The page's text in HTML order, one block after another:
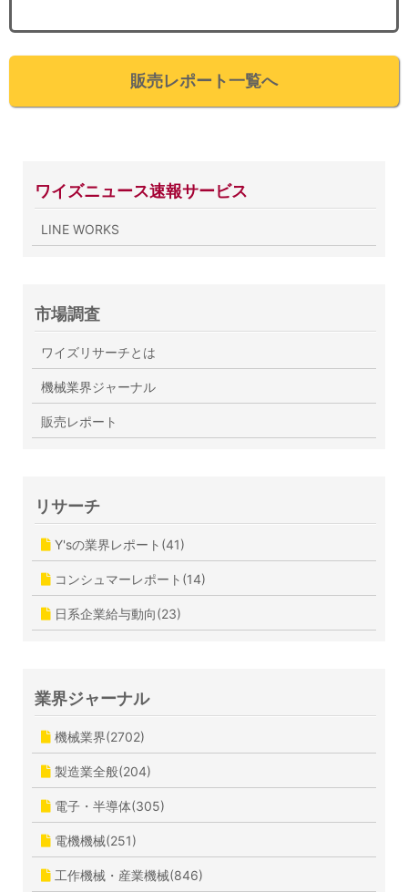
販売レポート一覧へ
ワイズニュース速報サービス
LINE WORKS
市場調査
ワイズリサーチとは
機械業界ジャーナル
販売レポート
リサーチ
Y'sの業界レポート(41)
コンシュマーレポート(14)
日系企業給与動向(23)
業界ジャーナル
機械業界(2702)
製造業全般(204)
電子・半導体(305)
電機機械(251)
工作機械・産業機械(846)